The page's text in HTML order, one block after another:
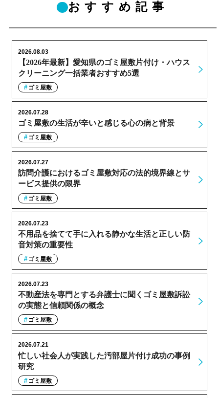
おすすめ記事
【2026年最新】愛知県のゴミ屋敷片付け・ハウス
クリーニング一括業者おすすめ5選
2026.08.03
ゴミ屋敷
ゴミ屋敷の生活が辛いと感じる心の病と背景
2026.07.28
ゴミ屋敷
訪問介護におけるゴミ屋敷対応の法的境界線とサ
ービス提供の限界
2026.07.27
ゴミ屋敷
不用品を捨てて手に入れる静かな生活と正しい防
音対策の重要性
2026.07.23
ゴミ屋敷
不動産法を専門とする弁護士に聞くゴミ屋敷訴訟
の実態と信頼関係の概念
2026.07.23
ゴミ屋敷
忙しい社会人が実践した汚部屋片付け成功の事例
研究
2026.07.21
ゴミ屋敷